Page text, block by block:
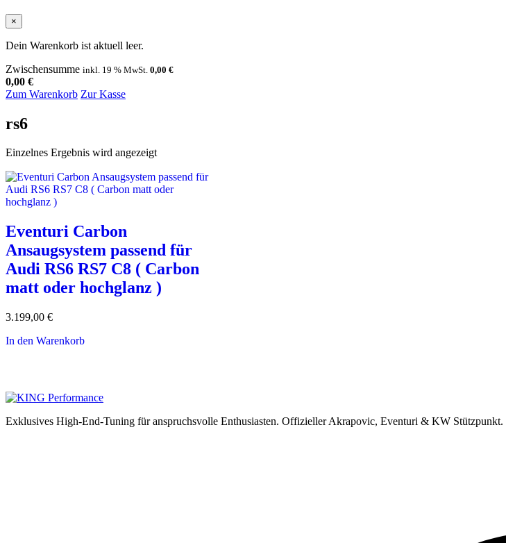
×
Dein Warenkorb ist aktuell leer.
Zwischensumme inkl. 19 % MwSt. 0,00 €
0,00 €
Zum Warenkorb Zur Kasse
rs6
Einzelnes Ergebnis wird angezeigt
Eventuri Carbon
Ansaugsystem passend für
Audi RS6 RS7 C8 ( Carbon
matt oder hochglanz )
3.199,00 €
In den Warenkorb
Exklusives High-End-Tuning für anspruchsvolle Enthusiasten. Offizieller Akrapovic, Eventuri & KW Stützpunkt.